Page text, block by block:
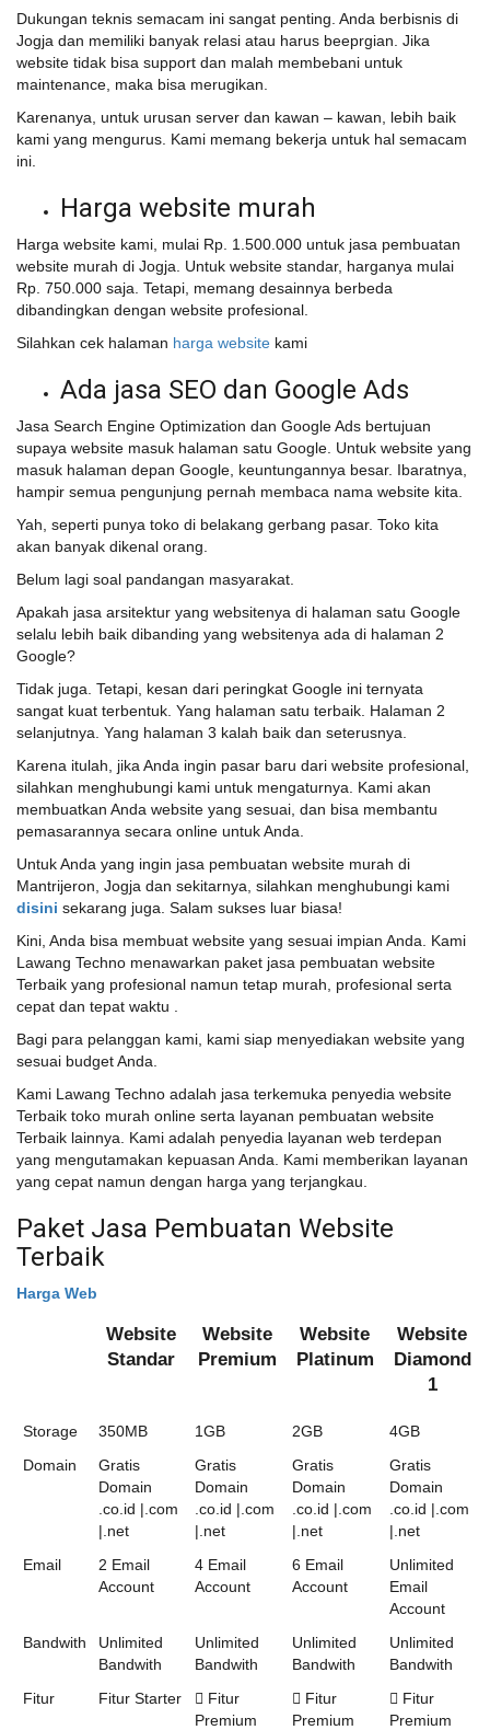
Dukungan teknis semacam ini sangat penting. Anda berbisnis di
Jogja dan memiliki banyak relasi atau harus beeprgian. Jika
website tidak bisa support dan malah membebani untuk
maintenance, maka bisa merugikan.
Karenanya, untuk urusan server dan kawan – kawan, lebih baik
kami yang mengurus. Kami memang bekerja untuk hal semacam
ini.
Harga website murah
Harga website kami, mulai Rp. 1.500.000 untuk jasa pembuatan
website murah di Jogja. Untuk website standar, harganya mulai
Rp. 750.000 saja. Tetapi, memang desainnya berbeda
dibandingkan dengan website profesional.
Silahkan cek halaman harga website kami
Ada jasa SEO dan Google Ads
Jasa Search Engine Optimization dan Google Ads bertujuan
supaya website masuk halaman satu Google. Untuk website yang
masuk halaman depan Google, keuntungannya besar. Ibaratnya,
hampir semua pengunjung pernah membaca nama website kita.
Yah, seperti punya toko di belakang gerbang pasar. Toko kita
akan banyak dikenal orang.
Belum lagi soal pandangan masyarakat.
Apakah jasa arsitektur yang websitenya di halaman satu Google
selalu lebih baik dibanding yang websitenya ada di halaman 2
Google?
Tidak juga. Tetapi, kesan dari peringkat Google ini ternyata
sangat kuat terbentuk. Yang halaman satu terbaik. Halaman 2
selanjutnya. Yang halaman 3 kalah baik dan seterusnya.
Karena itulah, jika Anda ingin pasar baru dari website profesional,
silahkan menghubungi kami untuk mengaturnya. Kami akan
membuatkan Anda website yang sesuai, dan bisa membantu
pemasarannya secara online untuk Anda.
Untuk Anda yang ingin jasa pembuatan website murah di
Mantrijeron, Jogja dan sekitarnya, silahkan menghubungi kami
disini sekarang juga. Salam sukses luar biasa!
Kini, Anda bisa membuat website yang sesuai impian Anda. Kami
Lawang Techno menawarkan paket jasa pembuatan website
Terbaik yang profesional namun tetap murah, profesional serta
cepat dan tepat waktu .
Bagi para pelanggan kami, kami siap menyediakan website yang
sesuai budget Anda.
Kami Lawang Techno adalah jasa terkemuka penyedia website
Terbaik toko murah online serta layanan pembuatan website
Terbaik lainnya. Kami adalah penyedia layanan web terdepan
yang mengutamakan kepuasan Anda. Kami memberikan layanan
yang cepat namun dengan harga yang terjangkau.
Paket Jasa Pembuatan Website
Terbaik
Harga Web
Website
Standar
Website
Premium
Website
Platinum
Website
Diamond
1
Storage 350MB 1GB 2GB
4GB
Domain
Gratis
Domain
.co.id |.com
|.net
Gratis
Domain
.co.id |.com
|.net
Gratis
Domain
.co.id |.com
|.net
Gratis
Domain
.co.id |.com
|.net
Email
2 Email
Account
4 Email
Account
6 Email
Account
Unlimited
Email
Account
Bandwith
Unlimited
Bandwith
Unlimited
Bandwith
Unlimited
Bandwith
Unlimited
Bandwith
Fitur
Fitur Starter
Fitur
Premium
Fitur
Premium
Fitur
Premium